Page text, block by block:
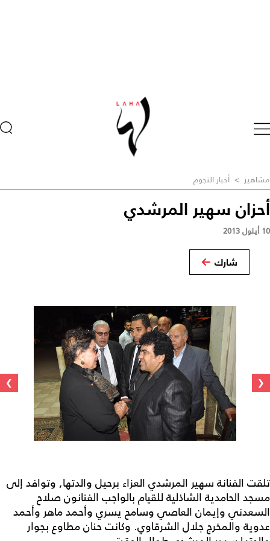
مشاهير > أخبار النجوم
أحزان سهير المرشدي
10 أيلول 2013
شارك
‹
›
تلقت الفنانة سهير المرشدي العزاء برحيل والدتها, وتوافد إلى
مسجد الحامدية الشاذلية للقيام بالواجب الفنانون صلاح
السعدني وإيمان العاصي وسامح يسري وأحمد ماهر وأحمد
عدوية والمخرج جلال الشرقاوي. وكانت حنان مطاوع بجوار